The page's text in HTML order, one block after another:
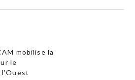
mobilise la
le